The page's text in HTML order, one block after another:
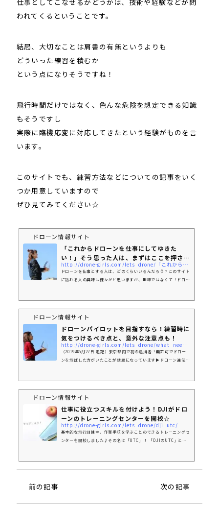
われてくるということです。
結局、大切なことは肩書の有無というよりも
どういった練習を積むか
という点になりそうですね！
飛行時間だけではなく、色んな危険を想定できる知識
もそうですし
実際に臨機応変に対応してきたという経験がものを言
います。
このサイトでも、練習方法などについての記事をいく
つか用意していますので
ぜひ見てみてください☆
ドローン情報サイト
「これからドローンを仕事にしてゆきた
い！」そう思った人は、まずはここを押さ
え...
http://drone-girls.com/lets_drone/「これからドローンを仕事にしてゆきたい！」そ/
ドローンを仕事とする人は、どのくらいいるんだろう？このサイト
に訪れる人の興味は様々だと思いますが、趣味ではなくて「ドロー
り組むために必要なモノ」という話題について書いてゆきたいと思
います☆まずは人脈が大事！ドローン関係者とつながろう「ドロー
ン」というキーワード...
ドローン情報サイト
ドローンパイロットを目指すなら！練習時に
気をつけるべき点と、意外な注意点も！
http://drone-girls.com/lets_drone/what_need_handle_drone/
（2019年5月27日 追記）東京都内で初の逮捕者！無許可でドロー
ンを飛ばした方がいたことが話題になっています▶ドローン違法飛
ではありますが、安全面で気をつけるべき点や知っておくべき知識
などが当然あるものです。ルールを守るからこそ、楽しめます！ド
ローンジョプラ...
ドローン情報サイト
仕事に役立つスキルを付けよう！DJIがドロ
ーンのトレーニングセンターを開校☆
http://drone-girls.com/lets_drone/dji_utc/
基本的な飛行訓練や、作業手順を学ぶことのできるトレーニングセ
ンターを開校しました♪その名は「UTC」！ 「DJIのUTC」と覚
業、測量 などの分野に特化した教習コースを設けていて、2017年
前の記事 次の記事